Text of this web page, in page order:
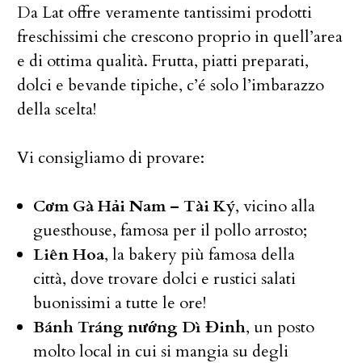
Da Lat offre veramente tantissimi prodotti
freschissimi che crescono proprio in quell’area
e di ottima qualità. Frutta, piatti preparati,
dolci e bevande tipiche, c’é solo l’imbarazzo
della scelta!
Vi consigliamo di provare:
Cơm Gà Hải Nam – Tài Ký, vicino alla
guesthouse, famosa per il pollo arrosto;
Liên Hoa, la bakery più famosa della
città, dove trovare dolci e rustici salati
buonissimi a tutte le ore!
Bánh Tráng nướng Dì Đinh, un posto
molto local in cui si mangia su degli